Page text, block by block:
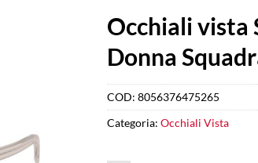
Occhiali vista
Donna
COD: 8056376475265
Categoria: Occhiali Vista